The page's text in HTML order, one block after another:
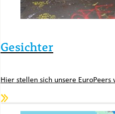
Gesichter
Hier stellen sich unsere EuroPeers